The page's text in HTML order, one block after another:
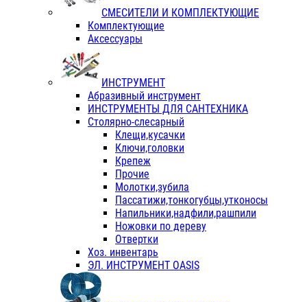
СМЕСИТЕЛИ И КОМПЛЕКТУЮЩИЕ
Комплектующие
Аксессуары
ИНСТРУМЕНТ
Абразивный инструмент
ИНСТРУМЕНТЫ ДЛЯ САНТЕХНИКА
Столярно-слесарный
Клещи,кусачки
Ключи,головки
Крепеж
Прочие
Молотки,зубила
Пассатижи,тонкогубцы,утконосы
Напильники,надфили,рашпили
Ножовки по дереву
Отвертки
Хоз. инвентарь
ЭЛ. ИНСТРУМЕНТ OASIS